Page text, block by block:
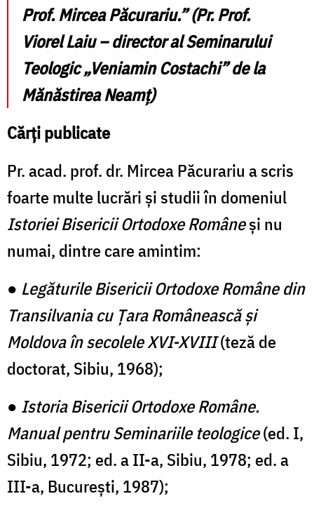
Prof. Mircea Păcurariu.”(Pr. Prof.
Viorel Laiu – director al Seminarului
Teologic „Veniamin Costachi” de la
Mănăstirea Neamț)
Cărți publicate
Pr. acad. prof. dr. Mircea Păcurariu a scris
foarte multe lucrări și studii în domeniul
Istoriei Bisericii Ortodoxe Româneși nu
numai, dintre care amintim:
● Legăturile Bisericii Ortodoxe Române din
Transilvania cu Țara Românească și
Moldova în secolele XVI-XVIII(teză de
doctorat, Sibiu, 1968);
● Istoria Bisericii Ortodoxe Române.
Manual pentru Seminariile teologice(ed. I,
Sibiu, 1972; ed. a II-a, Sibiu, 1978; ed. a
III-a, București, 1987);